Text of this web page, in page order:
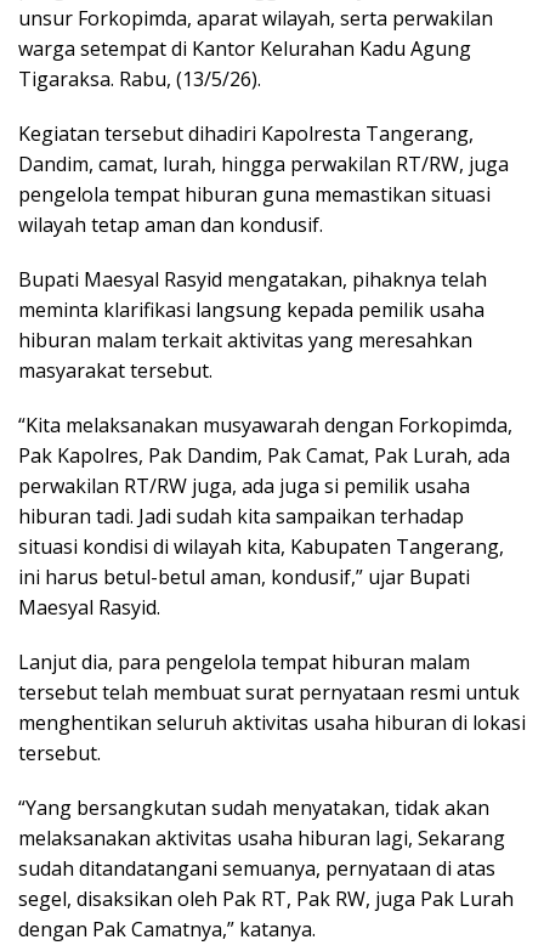
unsur Forkopimda, aparat wilayah, serta perwakilan
warga setempat di Kantor Kelurahan Kadu Agung
Tigaraksa. Rabu, (13/5/26).
Kegiatan tersebut dihadiri Kapolresta Tangerang,
Dandim, camat, lurah, hingga perwakilan RT/RW, juga
pengelola tempat hiburan guna memastikan situasi
wilayah tetap aman dan kondusif.
Bupati Maesyal Rasyid mengatakan, pihaknya telah
meminta klarifikasi langsung kepada pemilik usaha
hiburan malam terkait aktivitas yang meresahkan
masyarakat tersebut.
“Kita melaksanakan musyawarah dengan Forkopimda,
Pak Kapolres, Pak Dandim, Pak Camat, Pak Lurah, ada
perwakilan RT/RW juga, ada juga si pemilik usaha
hiburan tadi. Jadi sudah kita sampaikan terhadap
situasi kondisi di wilayah kita, Kabupaten Tangerang,
ini harus betul-betul aman, kondusif,” ujar Bupati
Maesyal Rasyid.
Lanjut dia, para pengelola tempat hiburan malam
tersebut telah membuat surat pernyataan resmi untuk
menghentikan seluruh aktivitas usaha hiburan di lokasi
tersebut.
“Yang bersangkutan sudah menyatakan, tidak akan
melaksanakan aktivitas usaha hiburan lagi, Sekarang
sudah ditandatangani semuanya, pernyataan di atas
segel, disaksikan oleh Pak RT, Pak RW, juga Pak Lurah
dengan Pak Camatnya,” katanya.